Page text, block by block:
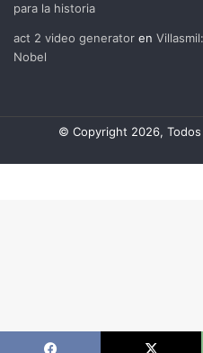
para la historia
act 2 video generator en
Nobel
© Copyright 2026,